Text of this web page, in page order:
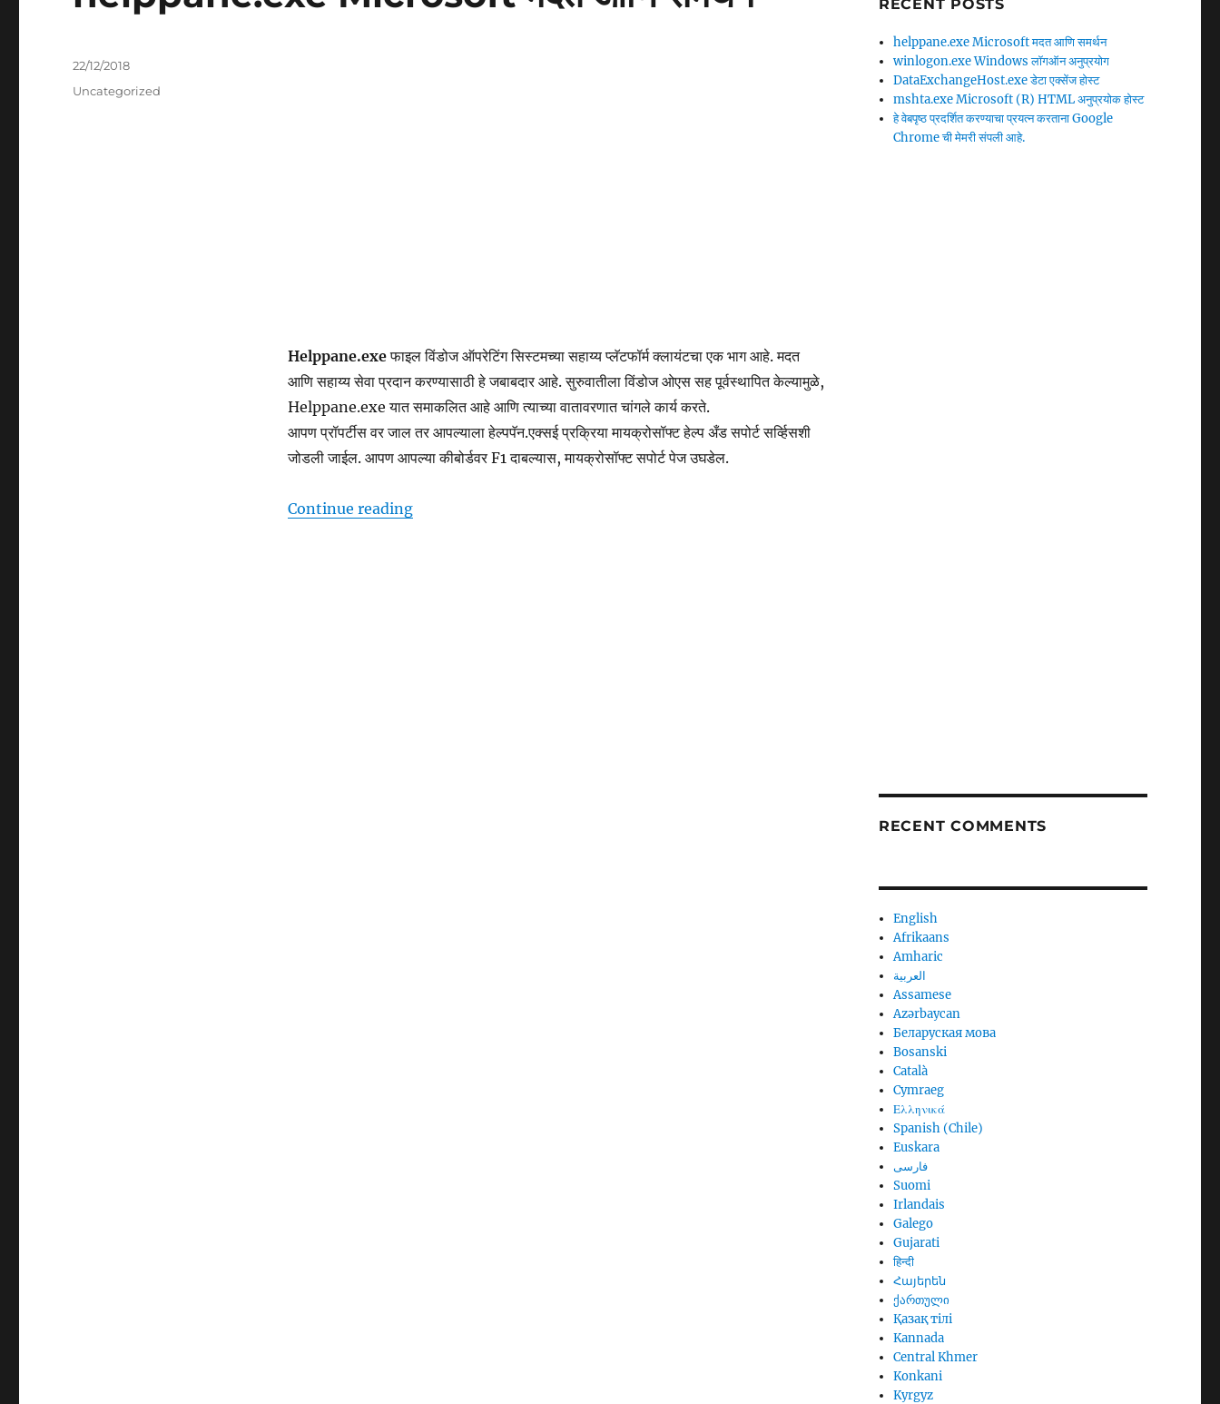
Helppane.exeफाइल विंडोज ऑपरेटिंग सिस्टमच्या सहाय्य प्लॅटफॉर्म क्लायंटचा एक भाग आहे. मदत
आणि सहाय्य सेवा प्रदान करण्यासाठी हे जबाबदार आहे. सुरुवातीला विंडोज ओएस सह पूर्वस्थापित केल्यामुळे,
Helppane.exe यात समाकलित आहे आणि त्याच्या वातावरणात चांगले कार्य करते.
आपण प्रॉपर्टीस वर जाल तर आपल्याला हेल्पपॅन.एक्सई प्रक्रिया मायक्रोसॉफ्ट हेल्प अँड सपोर्ट सर्व्हिसशी
जोडली जाईल. आपण आपल्या कीबोर्डवर F1 दाबल्यास, मायक्रोसॉफ्ट सपोर्ट पेज उघडेल.
Continue reading“helppane.exe Microsoft मदत आणि समर्थन”
Posted
22/12/2018
Categories
Uncategorized
RECENT POSTS
helppane.exe Microsoft मदत आणि समर्थन
winlogon.exe Windows लॉगऑन अनुप्रयोग
DataExchangeHost.exe डेटा एक्‍सेंज होस्‍ट
mshta.exe Microsoft (R) HTML अनुप्रयोक होस्ट
हे वेबपृष्ठ प्रदर्शित करण्याचा प्रयत्न करताना Google
Chrome ची मेमरी संपली आहे.
RECENT COMMENTS
English
Afrikaans
Amharic
العربية
Assamese
Azərbaycan
Беларуская мова
Bosanski
Català
Cymraeg
Ελληνικά
Spanish (Chile)
Euskara
فارسی
Suomi
Irlandais
Galego
Gujarati
हिन्दी
Հայերեն
ქართული
Қазақ тілі
Kannada
Central Khmer
Konkani
Kyrgyz